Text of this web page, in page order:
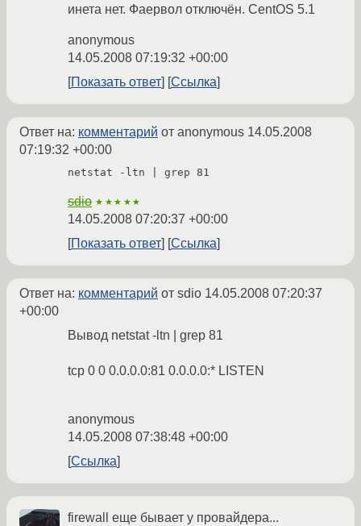
инета нет. Фаервол отключён. CentOS 5.1
anonymous
14.05.2008 07:19:32 +00:00
Показать ответ
Ссылка
Ответ на: комментарий от anonymous 14.05.2008
07:19:32 +00:00
netstat -ltn | grep 81
sdio ★★★★★
14.05.2008 07:20:37 +00:00
Показать ответ
Ссылка
Ответ на: комментарий от sdio 14.05.2008 07:20:37
+00:00
Вывод netstat -ltn | grep 81
tcp 0 0 0.0.0.0:81 0.0.0.0:* LISTEN
anonymous
14.05.2008 07:38:48 +00:00
Ссылка
firewall еще бывает у провайдера...